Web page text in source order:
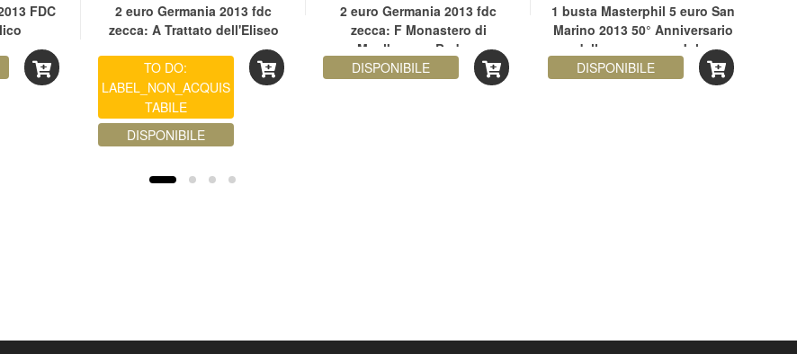
FDC
2 euro Germania 2013 fdc
zecca: A Trattato dell'Eliseo
TO DO:
LABEL_NON_ACQUIS
TABILE
DISPONIBILE
2 euro Germania 2013 fdc
zecca: F Monastero di
Maulbronn - Baden-
Württemberg
DISPONIBILE
1 busta Masterphil 5 euro San
Marino 2013 50° Anniversario
della scomparsa John
Fitzgerald Kennedy
DISPONIBILE